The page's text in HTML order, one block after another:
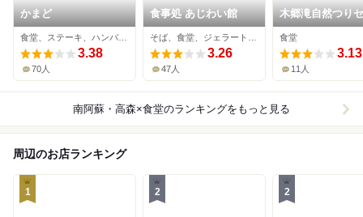
かまど
3.38
70人
食事処 あじわい館
3.26
47人
木郷滝自然つり
ー
食堂
3.13
11人
南阿蘇・高森×食堂のランキングをもっと見る
周辺のお店ランキング
1 2 2